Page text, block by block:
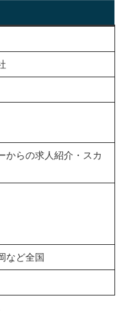
からの求人紹介・スカ
など全国